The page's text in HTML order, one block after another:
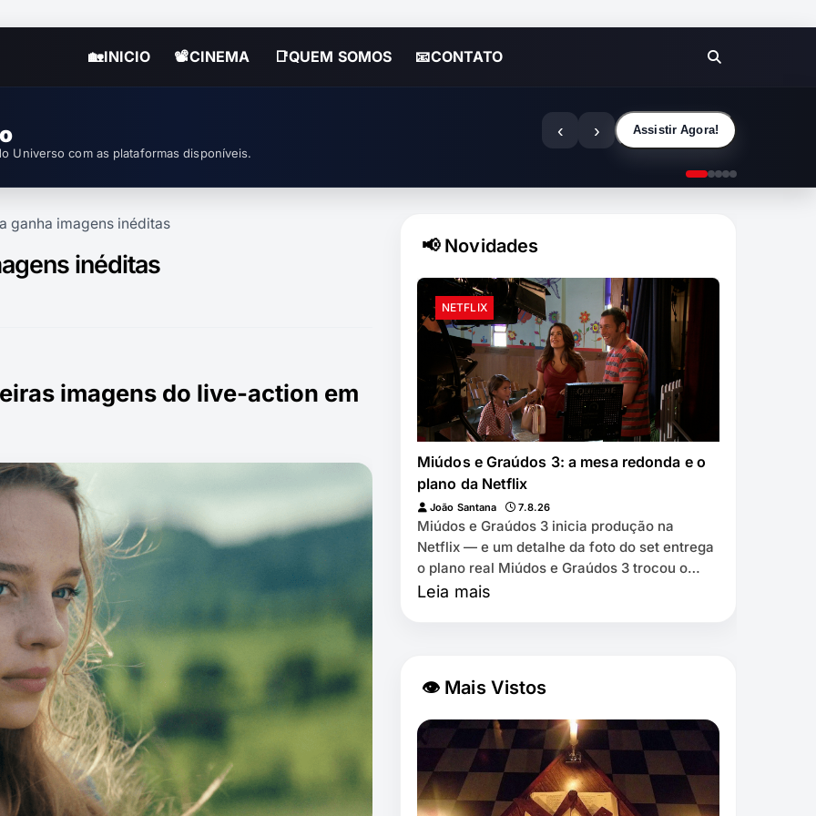
🏡INICIO 📽CINEMA 📑QUEM SOMOS 📧CONTATO
Universo com as plataformas disponíveis.
‹ › Assistir Agora!
ganha imagens inéditas
inéditas
imagens do live-action em
📢 Novidades
NETFLIX
Miúdos e Graúdos 3: a mesa redonda e o
plano da Netflix
João Santana 7.8.26
Miúdos e Graúdos 3 inicia produção na
Netflix — e um detalhe da foto do set entrega
o plano real Miúdos e Graúdos 3 trocou o
Leia mais
👁 Mais Vistos